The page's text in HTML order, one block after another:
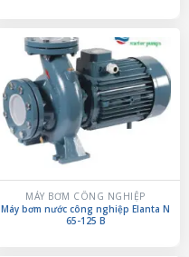
MÁY BƠM CÔNG NGHIỆP
Máy bơm nước công nghiệp Elanta N
65-125 B